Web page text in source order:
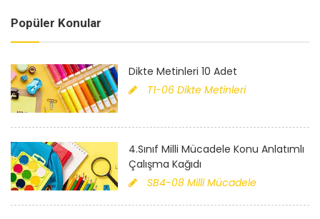
Popüler Konular
Dikte Metinleri 10 Adet
T1-06 Dikte Metinleri
4.Sınıf Milli Mücadele Konu Anlatımlı
Çalışma Kağıdı
SB4-08 Milli Mücadele